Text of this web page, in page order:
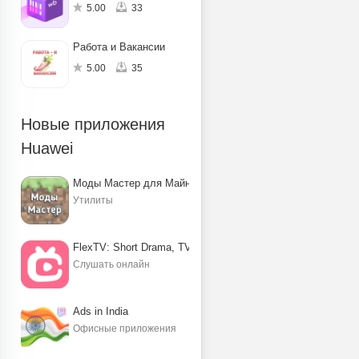
5.00 33
Работа и Вакансии
5.00 35
Новые приложения
Huawei
Моды Мастер для Майнкрафт ПЕ
Утилиты
FlexTV: Short Drama, TV, Reels
Слушать онлайн
Ads in India
Офисные приложения